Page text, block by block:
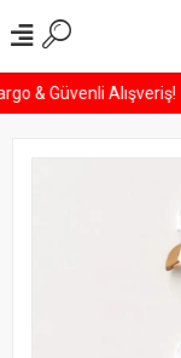
& Güvenli Alışveriş!